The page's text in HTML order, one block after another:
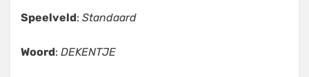
Speelveld: Standaard
Woord: DEKENTJE